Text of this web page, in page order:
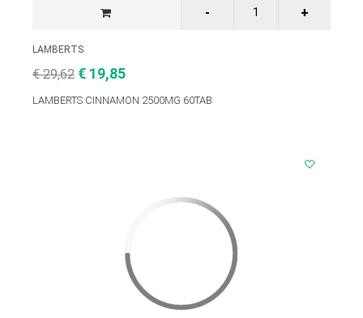
LAMBERTS
€ 29,62 € 19,85
LAMBERTS CINNAMON 2500MG 60TAB